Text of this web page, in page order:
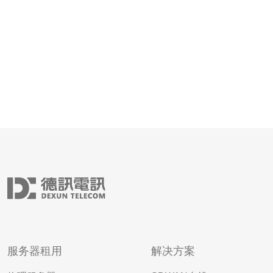
服务器租用 解决方案